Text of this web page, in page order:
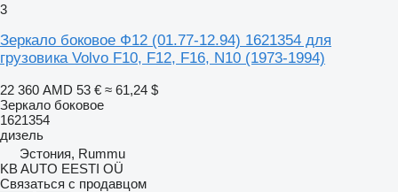
3
Зеркало боковое Ф12 (01.77-12.94) 1621354 для
грузовика Volvo F10, F12, F16, N10 (1973-1994)
22 360 AMD 53 € ≈ 61,24 $
Зеркало боковое
1621354
дизель
Эстония, Rummu
KB AUTO EESTI OÜ
Связаться с продавцом